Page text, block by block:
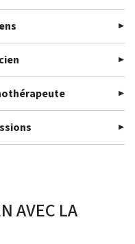
AVEC LA